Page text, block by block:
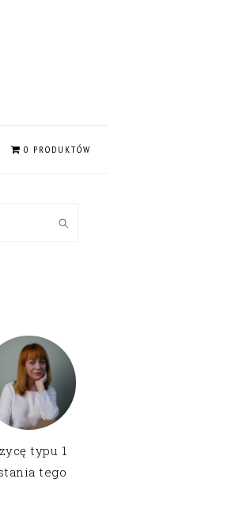
0 PRODUKTÓW
typu 1
tego